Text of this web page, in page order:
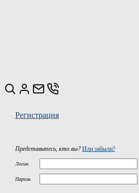
Регистрация
Представьтесь, кто вы? Или забыли?
Логин
Пароль